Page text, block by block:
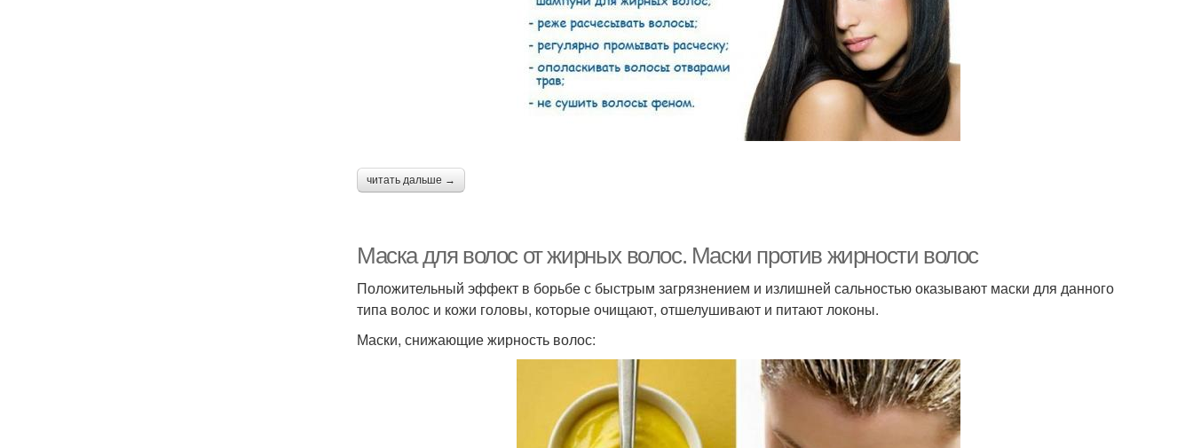
читать дальше →
Маска для волос от жирных волос. Маски против жирности волос
Положительный эффект в борьбе с быстрым загрязнением и излишней сальностью оказывают маски для данного
типа волос и кожи головы, которые очищают, отшелушивают и питают локоны.
Маски, снижающие жирность волос: